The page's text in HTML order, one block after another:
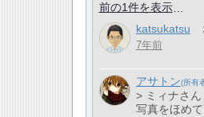
前の1件を表示
katsukatsu
7年前
アサトン
> ミィナさん
写真をほめ